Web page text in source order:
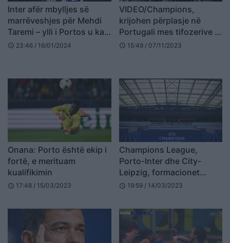
Inter afër mbylljes së
marrëveshjes për Mehdi
Taremi – ylli i Portos u ka
dhënë prioritet
schedule 23:46 / 16/01/2024
VIDEO/Champions,
krijohen përplasje në
Portugali mes tifozerive te
Antwerp dhe Portos
schedule 15:49 / 07/11/2023
Onana: Porto është ekip i
fortë, e merituam
kualifikimin
schedule 17:48 / 15/03/2023
Champions League,
Porto-Inter dhe City-
Leipzig, formacionet
zyrtare
schedule 19:59 / 14/03/2023